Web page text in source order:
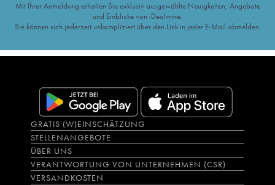
Mit Ihrer Anmeldung erhalten Sie exklusiv ausgewählte Neuigkeiten, Angebote
und Einblicke von iDealwine.
Sie können sich jederzeit unkompliziert über den Link in jeder E-Mail abmelden.
GRATIS (W)EINSCHÄTZUNG
STELLENANGEBOTE
ÜBER UNS
VERANTWORTUNG VON UNTERNEHMEN (CSR)
VERSANDKOSTEN